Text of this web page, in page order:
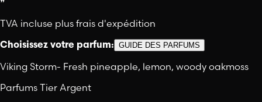
❞
TVA incluse plus frais d'expédition
Choisissez votre parfum: GUIDE DES PARFUMS
Viking Storm- Fresh pineapple, lemon, woody oakmoss
Parfums Tier Argent